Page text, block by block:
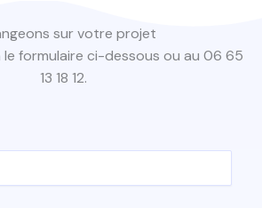
sur votre projet
formulaire ci-dessous ou au 06 65
13 18 12.